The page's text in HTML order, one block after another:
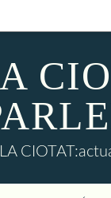
LA